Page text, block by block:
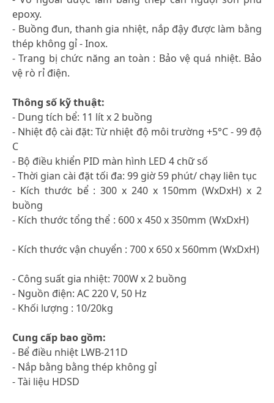
epoxy.
- Buồng đun, thanh gia nhiệt, nắp đậy được làm bằng
thép không gỉ - Inox.
- Trang bị chức năng an toàn : Bảo vệ quá nhiệt. Bảo
vệ rò rỉ điện.
Thông số kỹ thuật:
- Dung tích bể: 11 lít x 2 buồng
- Nhiệt độ cài đặt: Từ nhiệt độ môi trường +5°C - 99 độ
C
- Bộ điều khiển PID màn hình LED 4 chữ số
- Thời gian cài đặt tối đa: 99 giờ 59 phút/ chạy liên tục
- Kích thước bể : 300 x 240 x 150mm (WxDxH) x 2
buồng
- Kích thước tổng thể : 600 x 450 x 350mm (WxDxH)
- Kích thước vận chuyển : 700 x 650 x 560mm (WxDxH)
- Công suất gia nhiệt: 700W x 2 buồng
- Nguồn điện: AC 220 V, 50 Hz
- Khối lượng : 10/20kg
Cung cấp bao gồm:
- Bể điều nhiệt LWB-211D
- Nắp bằng bằng thép không gỉ
- Tài liệu HDSD